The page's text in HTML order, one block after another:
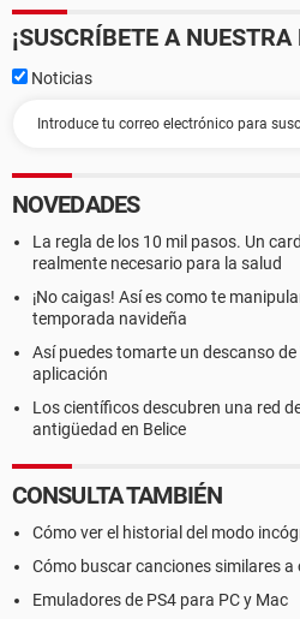
¡SUSCRÍBETE A
Noticias
NOVEDADES
La regla de los 10 mil pasos. Un
realmente necesario para la salud
¡No caigas! Así es como te
temporada navideña
Así puedes tomarte un descanso
aplicación
Los científicos descubren una red
antigüedad en Belice
CONSULTA TAMBIÉN
Cómo ver el historial del modo
Cómo buscar canciones similares a
Emuladores de PS4 para PC y Mac